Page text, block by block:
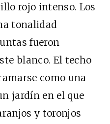
rojo intenso. Los
tonalidad
fueron
blanco. El techo
como una
jardín en el que
y toronjos